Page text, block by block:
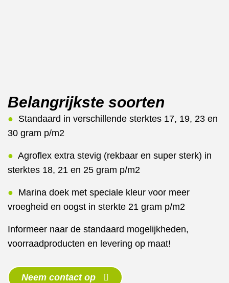
Belangrijkste soorten
● Standaard in verschillende sterktes 17, 19, 23 en
30 gram p/m2
● Agroflex extra stevig (rekbaar en super sterk) in
sterktes 18, 21 en 25 gram p/m2
● Marina doek met speciale kleur voor meer
vroegheid en oogst in sterkte 21 gram p/m2
Informeer naar de standaard mogelijkheden,
voorraadproducten en levering op maat!
Neem contact op